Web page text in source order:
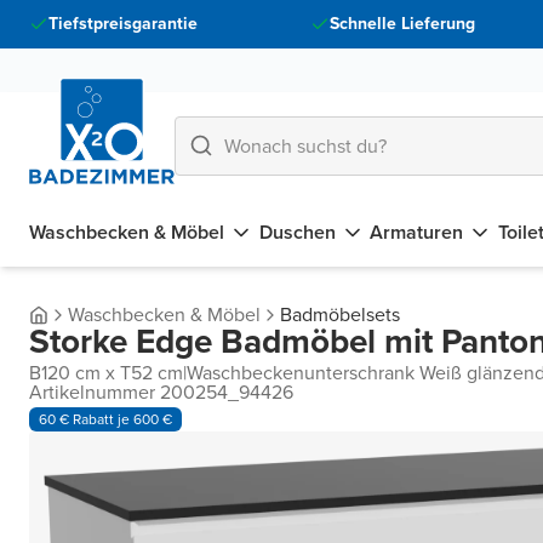
Tiefstpreisgarantie Schnelle Lieferung
Waschbecken & Möbel Duschen Armaturen
Waschbecken & Möbel Badmöbelsets
Storke Edge Badmöbel mit
B120 cm x T52 cm|Waschbeckenunterschrank Weiß
Artikelnummer 200254_94426
60 € Rabatt je 600 €